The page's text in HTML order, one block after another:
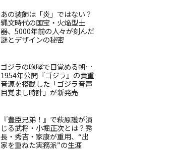
あの装飾は「炎」ではない？
縄文時代の国宝・火焔型土
器、5000年前の人々が刻んだ
謎とデザインの秘密
ゴジラの咆哮で目覚める朝…
1954年公開『ゴジラ』の貴重
音源を搭載した「ゴジラ音声
目覚まし時計」が新発売
『豊臣兄弟！』で萩原護が演
じる武将・小堀正次とは？秀
長・秀吉・家康が重用、“出
家を重ねた実務派”の生涯